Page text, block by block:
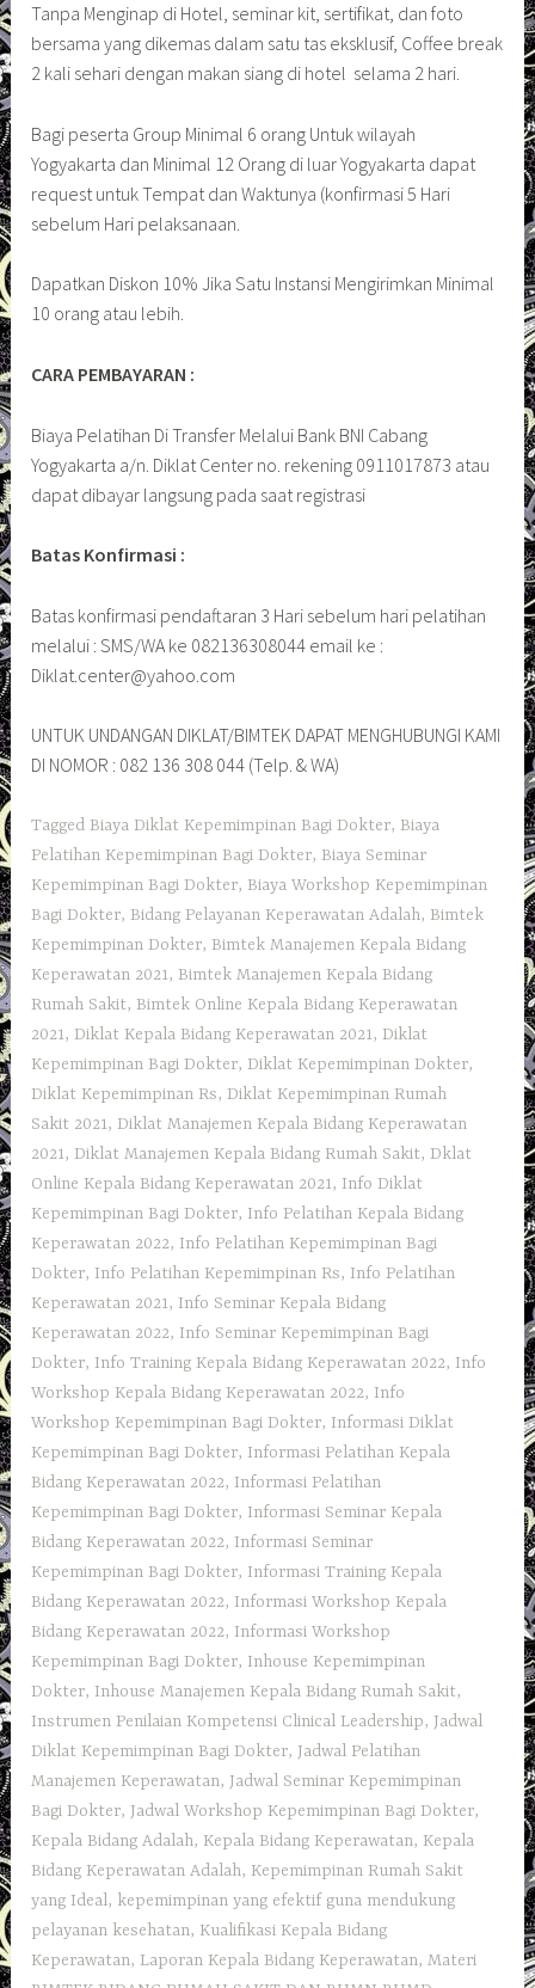
Tanpa Menginap di Hotel, seminar kit, sertifikat, dan foto
bersama yang dikemas dalam satu tas eksklusif, Coffee break
2 kali sehari dengan makan siang di hotel selama 2 hari.
Bagi peserta Group Minimal 6 orang Untuk wilayah
Yogyakarta dan Minimal 12 Orang di luar Yogyakarta dapat
request untuk Tempat dan Waktunya (konfirmasi 5 Hari
sebelum Hari pelaksanaan.
Dapatkan Diskon 10% Jika Satu Instansi Mengirimkan Minimal
10 orang atau lebih.
CARA PEMBAYARAN :
Biaya Pelatihan Di Transfer Melalui Bank BNI Cabang
Yogyakarta a/n. Diklat Center no. rekening 0911017873 atau
dapat dibayar langsung pada saat registrasi
Batas Konfirmasi :
Batas konfirmasi pendaftaran 3 Hari sebelum hari pelatihan
melalui : SMS/WA ke 082136308044 email ke :
Diklat.center@yahoo.com
UNTUK UNDANGAN DIKLAT/BIMTEK DAPAT MENGHUBUNGI KAMI
DI NOMOR : 082 136 308 044 (Telp. & WA)
Tagged Biaya Diklat Kepemimpinan Bagi Dokter, Biaya
Pelatihan Kepemimpinan Bagi Dokter, Biaya Seminar
Kepemimpinan Bagi Dokter, Biaya Workshop Kepemimpinan
Bagi Dokter, Bidang Pelayanan Keperawatan Adalah, Bimtek
Kepemimpinan Dokter, Bimtek Manajemen Kepala Bidang
Keperawatan 2021, Bimtek Manajemen Kepala Bidang
Rumah Sakit, Bimtek Online Kepala Bidang Keperawatan
2021,Diklat Kepala Bidang Keperawatan 2021,Diklat
Kepemimpinan Bagi Dokter,Diklat Kepemimpinan Dokter,
Diklat Kepemimpinan Rs,Diklat Kepemimpinan Rumah
Sakit 2021,Diklat Manajemen Kepala Bidang Keperawatan
2021,Diklat Manajemen Kepala Bidang Rumah Sakit,Dklat
Online Kepala Bidang Keperawatan 2021, Info Diklat
Kepemimpinan Bagi Dokter, Info Pelatihan Kepala Bidang
Keperawatan 2022, Info Pelatihan Kepemimpinan Bagi
Dokter, Info Pelatihan Kepemimpinan Rs, Info Pelatihan
Keperawatan 2021, Info Seminar Kepala Bidang
Keperawatan 2022, Info Seminar Kepemimpinan Bagi
Dokter, Info Training Kepala Bidang Keperawatan 2022, Info
Workshop Kepala Bidang Keperawatan 2022, Info
Workshop Kepemimpinan Bagi Dokter, Informasi Diklat
Kepemimpinan Bagi Dokter, Informasi Pelatihan Kepala
Bidang Keperawatan 2022, Informasi Pelatihan
Kepemimpinan Bagi Dokter, Informasi Seminar Kepala
Bidang Keperawatan 2022, Informasi Seminar
Kepemimpinan Bagi Dokter, Informasi Training Kepala
Bidang Keperawatan 2022, Informasi Workshop Kepala
Bidang Keperawatan 2022, Informasi Workshop
Kepemimpinan Bagi Dokter, Inhouse Kepemimpinan
Dokter, Inhouse Manajemen Kepala Bidang Rumah Sakit,
Instrumen Penilaian Kompetensi Clinical Leadership, Jadwal
Diklat Kepemimpinan Bagi Dokter, Jadwal Pelatihan
Manajemen Keperawatan, Jadwal Seminar Kepemimpinan
Bagi Dokter, Jadwal Workshop Kepemimpinan Bagi Dokter,
Kepala Bidang Adalah, Kepala Bidang Keperawatan, Kepala
Bidang Keperawatan Adalah, Kepemimpinan Rumah Sakit
yang Ideal, kepemimpinan yang efektif guna mendukung
pelayanan kesehatan, Kualifikasi Kepala Bidang
Keperawatan, Laporan Kepala Bidang Keperawatan,Materi